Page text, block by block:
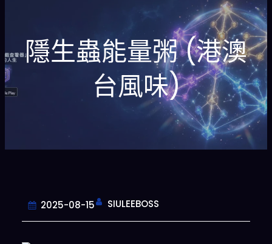
隱生蟲能量粥 (港澳
台風味)
2025-08-15 SIULEEBOSS